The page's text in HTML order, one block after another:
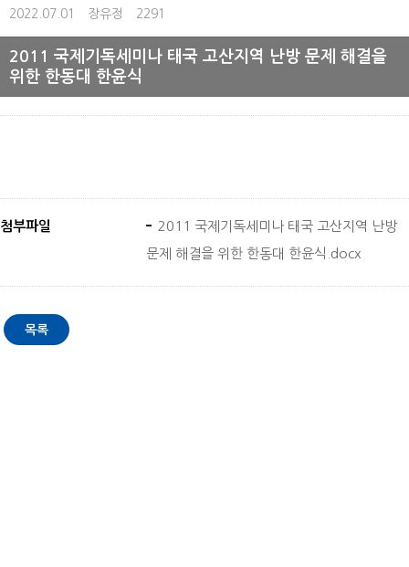
2022.07.01 장유정 2291
2011 국제기독세미나 태국 고산지역 난방 문제 해결을
위한 한동대 한윤식
첨부파일
2011 국제기독세미나 태국 고산지역 난방
문제 해결을 위한 한동대 한윤식.docx